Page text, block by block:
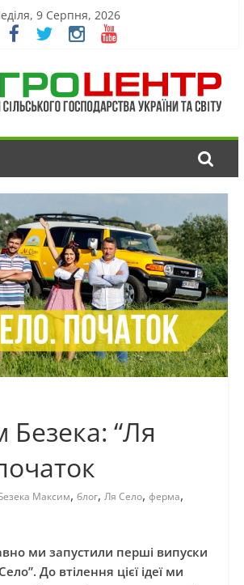
9 Серпня, 2026
“Ля
Максим, блог, Ля Село, ферма,
ми запустили перші випуски
До втілення цієї ідеї ми